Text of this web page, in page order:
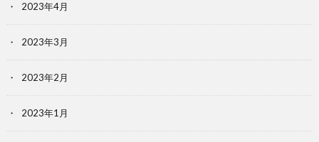
2023年4月
2023年3月
2023年2月
2023年1月